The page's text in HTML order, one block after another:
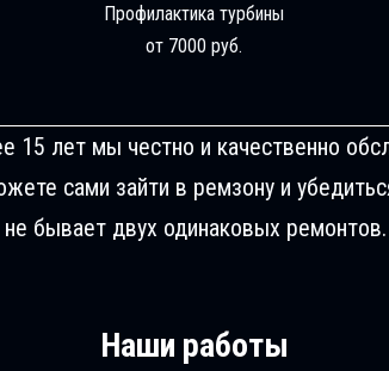
Профилактика турбины
от 7000 руб.
15 лет мы честно и качественно
сами зайти в ремзону и
бывает двух одинаковых ремонтов.
Наши работы